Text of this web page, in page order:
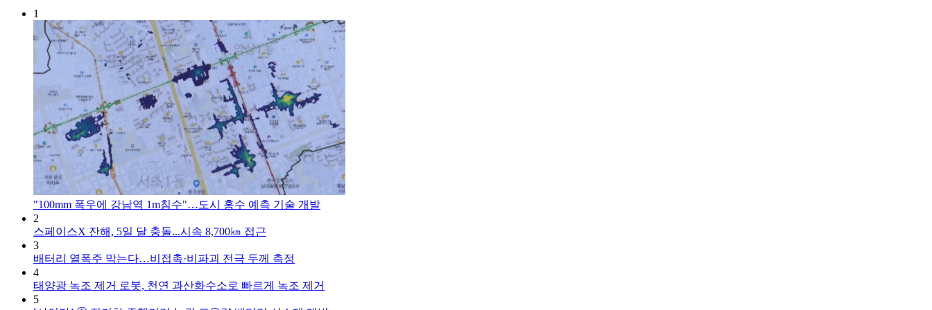
1
"100mm 폭우에 강남역 1m침수"…도시 홍수 예측 기술 개발
2
스페이스X 잔해, 5일 달 충돌...시속 8,700㎞ 접근
3
배터리 열폭주 막는다…비접촉·비파괴 전극 두께 측정
4
태양광 녹조 제거 로봇, 천연 과산화수소로 빠르게 녹조 제거
5